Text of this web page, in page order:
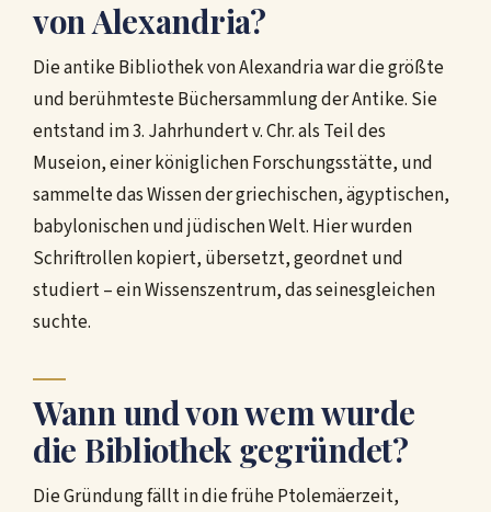
von Alexandria?
Die antike Bibliothek von Alexandria war die größte
und berühmteste Büchersammlung der Antike. Sie
entstand im 3. Jahrhundert v. Chr. als Teil des
Museion, einer königlichen Forschungsstätte, und
sammelte das Wissen der griechischen, ägyptischen,
babylonischen und jüdischen Welt. Hier wurden
Schriftrollen kopiert, übersetzt, geordnet und
studiert – ein Wissenszentrum, das seinesgleichen
suchte.
Wann und von wem wurde
die Bibliothek gegründet?
Die Gründung fällt in die frühe Ptolemäerzeit,